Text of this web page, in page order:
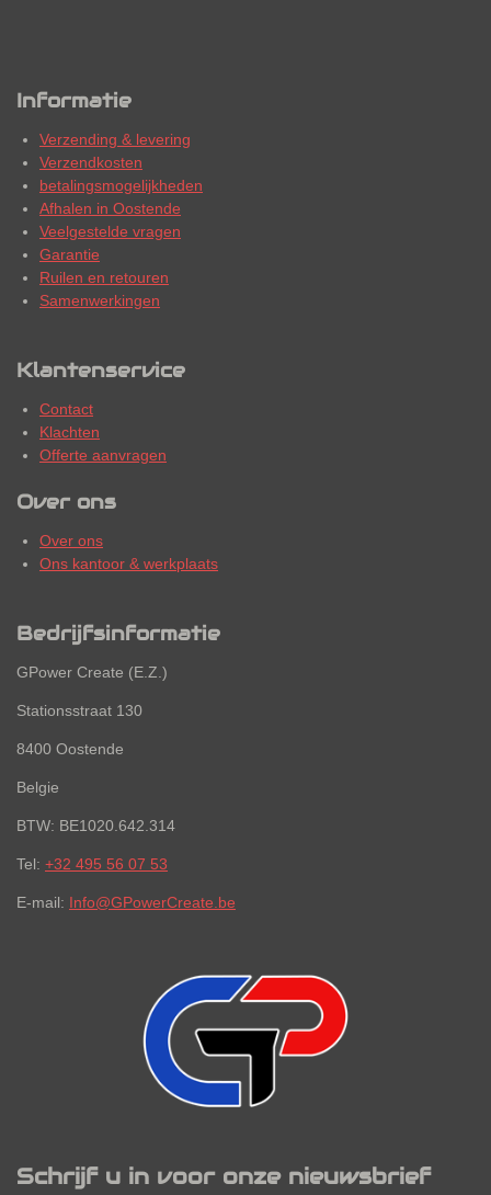
Informatie
Verzending & levering
Verzendkosten
betalingsmogelijkheden
Afhalen in Oostende
Veelgestelde vragen
Garantie
Ruilen en retouren
Samenwerkingen
Klantenservice
Contact
Klachten
Offerte aanvragen
Over ons
Over ons
Ons kantoor & werkplaats
Bedrijfsinformatie
GPower Create (E.Z.)
Stationsstraat 130
8400 Oostende
Belgie
BTW: BE1020.642.314
Tel: +32 495 56 07 53
E-mail: Info@GPowerCreate.be
Schrijf u in voor onze nieuwsbrief